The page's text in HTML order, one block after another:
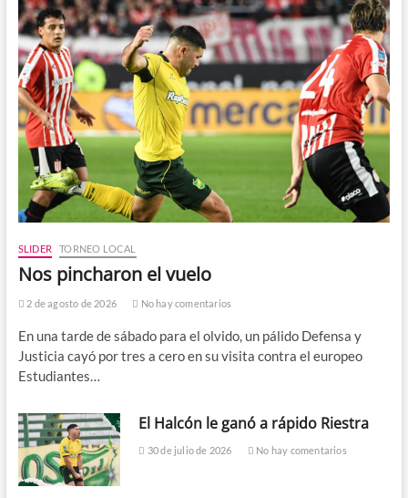
SLIDER TORNEO LOCAL
Nos pincharon el vuelo
2 de agosto de 2026 No hay comentarios
En una tarde de sábado para el olvido, un pálido Defensa y
Justicia cayó por tres a cero en su visita contra el europeo
Estudiantes…
El Halcón le ganó a rápido Riestra
30 de julio de 2026 No hay comentarios